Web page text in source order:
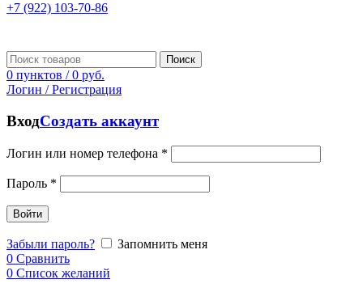
+7 (922) 103-70-86
Поиск
0 пунктов / 0 руб.
Логин / Регистрация
ВходСоздать аккаунт
Логин или номер телефона *
Пароль *
Войти
Забыли пароль?
Запомнить меня
0 Сравнить
0 Список желаний